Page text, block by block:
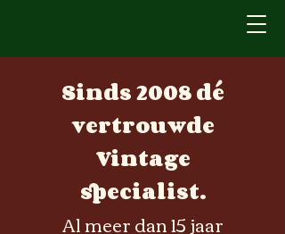
Sinds 2008 dé
vertrouwde
Vintage
specialist.
Al meer dan 15 jaar